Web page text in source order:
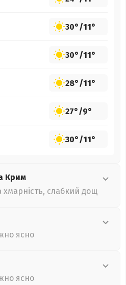
30°/11°
30°/11°
28°/11°
27°/9°
30°/11°
Крим
хмарність, слабкий дощ
ясно
ясно